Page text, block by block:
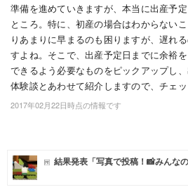
赤ちゃん・育児
子育て・家族
病院
住まい
準備を進めていきますが、本当に出産予
ところ。特に、初産の場合はわからない
りあまりに早まるのも困りますが、遅れ
すよね。そこで、出産予定日までに余裕
できるよう必要なものをピックアップし
体験談とあわせて紹介しますので、チェッ
2017年02月22日時点の情報です
結果発表「写真で投稿！📸みんな